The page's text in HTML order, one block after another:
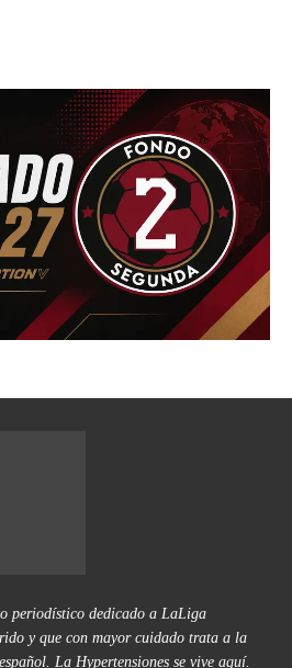
periodístico dedicado a LaLiga
y que con mayor cuidado trata a la
La Hypertensiones se vive aquí.